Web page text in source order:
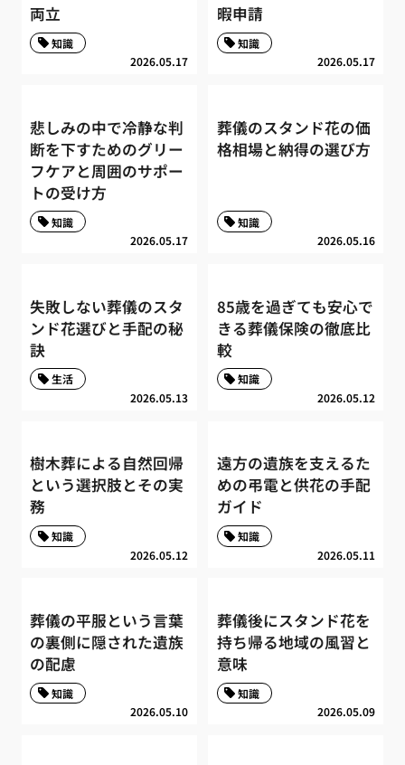
両立
2026.05.17
知識
暇申請
2026.05.17
知識
悲しみの中で冷静な判
断を下すためのグリー
フケアと周囲のサポー
トの受け方
2026.05.17
知識
葬儀のスタンド花の価
格相場と納得の選び方
2026.05.16
知識
失敗しない葬儀のスタ
ンド花選びと手配の秘
訣
2026.05.13
生活
85歳を過ぎても安心で
きる葬儀保険の徹底比
較
2026.05.12
知識
樹木葬による自然回帰
という選択肢とその実
務
2026.05.12
知識
遠方の遺族を支えるた
めの弔電と供花の手配
ガイド
2026.05.11
知識
葬儀の平服という言葉
の裏側に隠された遺族
の配慮
2026.05.10
知識
葬儀後にスタンド花を
持ち帰る地域の風習と
意味
2026.05.09
知識